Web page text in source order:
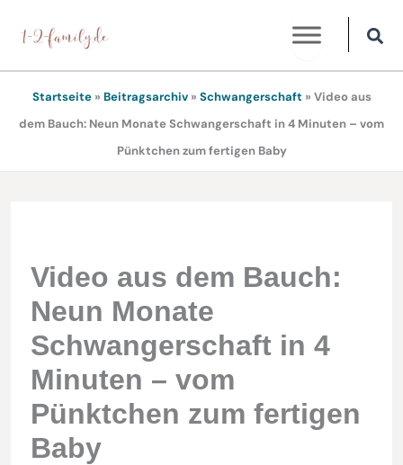
Inhalt
springen
Startseite» Beitragsarchiv» Schwangerschaft » Video aus
dem Bauch: Neun Monate Schwangerschaft in 4 Minuten – vom
Pünktchen zum fertigen Baby
Video aus dem Bauch:
Neun Monate
Schwangerschaft in 4
Minuten – vom
Pünktchen zum fertigen
Baby